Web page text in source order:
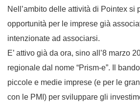
Nell’ambito delle attività di Pointex si
opportunità per le imprese già
intenzionate ad associarsi.
E’ attivo già da ora, sino all’8 marzo
regionale dal nome “Prism-e”. Il
piccole e medie imprese (e per le
con le PMI) per sviluppare gli